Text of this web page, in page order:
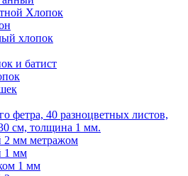
Хлопок
хлопок
и батист
фетра, 40 разноцветных листов,
см, толщина 1 мм.
2 мм метражом
1 мм
1 мм